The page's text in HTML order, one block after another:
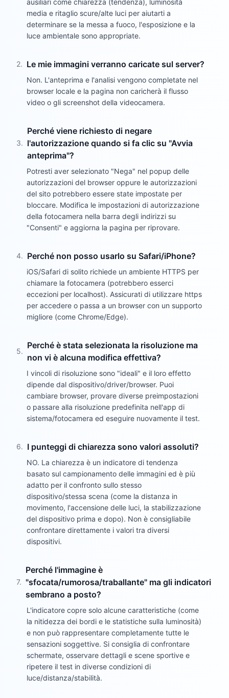
ausiliari come chiarezza (tendenza), luminosità
media e ritaglio scure/alte luci per aiutarti a
determinare se la messa a fuoco, l'esposizione e la
luce ambientale sono appropriate.
2. Le mie immagini verranno caricate sul server?
Non. L'anteprima e l'analisi vengono completate nel
browser locale e la pagina non caricherà il flusso
video o gli screenshot della videocamera.
3.
Perché viene richiesto di negare
l'autorizzazione quando si fa clic su "Avvia
anteprima"?
Potresti aver selezionato "Nega" nel popup delle
autorizzazioni del browser oppure le autorizzazioni
del sito potrebbero essere state impostate per
bloccare. Modifica le impostazioni di autorizzazione
della fotocamera nella barra degli indirizzi su
"Consenti" e aggiorna la pagina per riprovare.
4. Perché non posso usarlo su Safari/iPhone?
iOS/Safari di solito richiede un ambiente HTTPS per
chiamare la fotocamera (potrebbero esserci
eccezioni per localhost). Assicurati di utilizzare https
per accedere o passa a un browser con un supporto
migliore (come Chrome/Edge).
5.
Perché è stata selezionata la risoluzione ma
non vi è alcuna modifica effettiva?
I vincoli di risoluzione sono "ideali" e il loro effetto
dipende dal dispositivo/driver/browser. Puoi
cambiare browser, provare diverse preimpostazioni
o passare alla risoluzione predefinita nell'app di
sistema/fotocamera ed eseguire nuovamente il test.
6. I punteggi di chiarezza sono valori assoluti?
NO. La chiarezza è un indicatore di tendenza
basato sul campionamento delle immagini ed è più
adatto per il confronto sullo stesso
dispositivo/stessa scena (come la distanza in
movimento, l'accensione delle luci, la stabilizzazione
del dispositivo prima e dopo). Non è consigliabile
confrontare direttamente i valori tra diversi
dispositivi.
7.
Perché l'immagine è
"sfocata/rumorosa/traballante" ma gli indicatori
sembrano a posto?
L'indicatore copre solo alcune caratteristiche (come
la nitidezza dei bordi e le statistiche sulla luminosità)
e non può rappresentare completamente tutte le
sensazioni soggettive. Si consiglia di confrontare
schermate, osservare dettagli e scene sportive e
ripetere il test in diverse condizioni di
luce/distanza/stabilità.